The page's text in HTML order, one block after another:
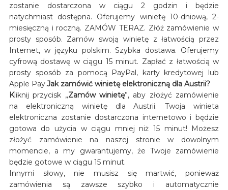
zostanie dostarczona w ciągu 2 godzin i będzie
natychmiast dostępna. Oferujemy winietę 10-dniową, 2-
miesięczną i roczną. ZAMÓW TERAZ. Złóż zamówienie w
prosty sposób. Zamów swoją winietę z łatwością przez
Internet, w języku polskim. Szybka dostawa. Oferujemy
cyfrową dostawę w ciągu 15 minut. Zapłać z łatwością w
prosty sposób za pomocą PayPal, karty kredytowej lub
Apple Pay.Jak zamówić winietę elektroniczną dla Austrii?
Kliknij przycisk „Zamów winietę”, aby złożyć zamówienie
na elektroniczną winietę dla Austrii. Twoja winieta
elektroniczna zostanie dostarczona internetowo i będzie
gotowa do użycia w ciągu mniej niż 15 minut! Możesz
złożyć zamówienie na naszej stronie w dowolnym
momencie, a my gwarantujemy, że Twoje zamówienie
będzie gotowe w ciągu 15 minut.
Innymi słowy, nie musisz się martwić, ponieważ
zamówienia są zawsze szybko i automatycznie